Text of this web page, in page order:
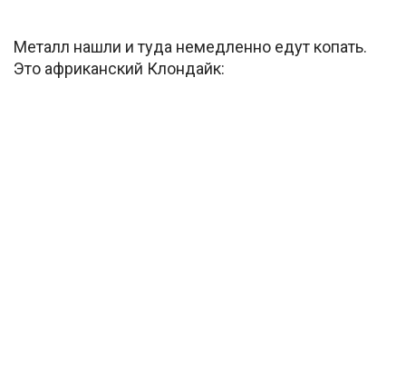
Металл нашли и туда немедленно едут копать.
Это африканский Клондайк: